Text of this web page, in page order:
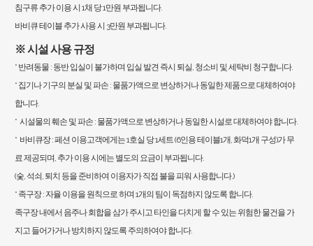
침구류 추가 이용 시 1채 당 1만원 부과됩니다.
바비큐 테이블 추가 사용 시 3만원 부과됩니다.
※ 시설 사용 규정
* 반려동물 : 동반 입실이 불가하며 입실 발견 즉시 퇴실, 청소비 및 세탁비 청구합니다.
* 집기나 기구의 분실 및 파손 : 물품가액으로 변상하거나 동일한 제품으로 대체하여야
합니다.
* 시설물의 훼손 및 파손 : 물품가액으로 변상하거나 동일한 시설로 대체하여야 합니다.
* 바비큐장 : 페션 이용고객에게는 1호실 당 1세트 (6인용 테이블1개, 화덕1개 구성)가 무
료 제공되며, 추가 이용 시에는 별도의 요금이 부과됩니다.
(숯, 석쇠, 퇴치 등을 준비하여 이용자가 직접 불을 피워 사용합니다.)
* 족구장 : 자율 이용을 원칙으로 하며 1개의 팀이 독점하지 않도록 합니다.
족구장 내에서 음주나 회합을 삼가 주시고 타인을 다치게 할 수 있는 위험한 물건을 가
지고 들어가거나 방치하지 않도록 주의하여야 합니다.